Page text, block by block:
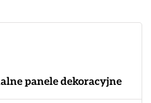
panele dekoracyjne